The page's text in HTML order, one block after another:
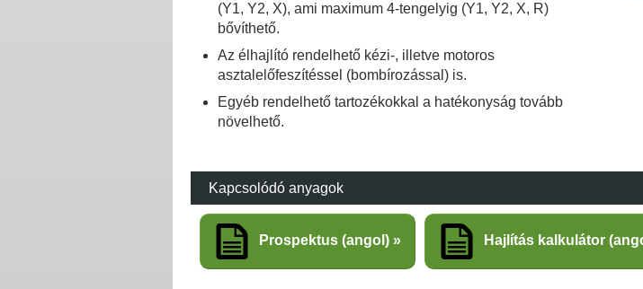
(Y1, Y2, X), ami maximum 4-tengelyig (Y1, Y2, X, R)
bővíthető.
Az élhajlító rendelhető kézi-, illetve motoros
asztalelőfeszítéssel (bombírozással) is.
Egyéb rendelhető tartozékokkal a hatékonyság tovább
növelhető.
Kapcsolódó anyagok
Prospektus (angol) Hajlítás kalkulátor